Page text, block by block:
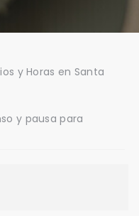
y Horas en Santa
y pausa para